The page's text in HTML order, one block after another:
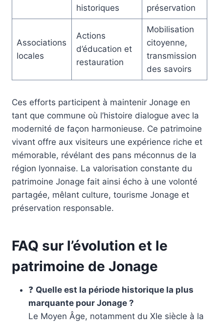
historiques
préservation
Associations
locales
Actions
d’éducation et
restauration
Mobilisation
citoyenne,
transmission
des savoirs
Ces efforts participent à maintenir Jonage en
tant que commune où l’histoire dialogue avec la
modernité de façon harmonieuse. Ce patrimoine
vivant offre aux visiteurs une expérience riche et
mémorable, révélant des pans méconnus de la
région lyonnaise. La valorisation constante du
patrimoine Jonage fait ainsi écho à une volonté
partagée, mêlant culture, tourisme Jonage et
préservation responsable.
FAQ sur l’évolution et le
patrimoine de Jonage
❓ Quelle est la période historique la plus
marquante pour Jonage ?
Le Moyen Âge, notamment du XIe siècle à la